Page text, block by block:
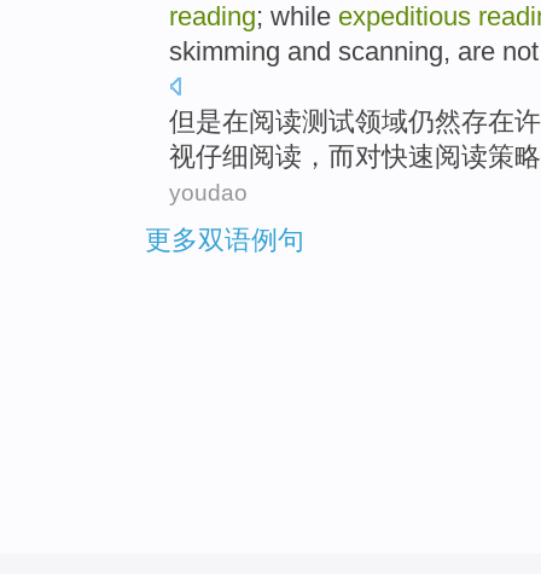
reading; while expeditious
skimming and scanning, are
但是在阅读测试领域仍然存在
视仔细阅读，而对快速阅读策略
youdao
更多双语例句